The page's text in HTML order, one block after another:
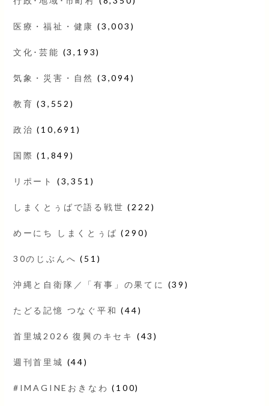
医療・福祉・健康 (3,003)
文化･芸能 (3,193)
気象・災害・自然 (3,094)
教育 (3,552)
政治 (10,691)
国際 (1,849)
リポート (3,351)
しまくとぅばで語る戦世 (222)
めーにち しまくとぅば (290)
30のじぶんへ (51)
沖縄と自衛隊／「有事」の果てに (39)
たどる記憶 つなぐ平和 (44)
首里城2026 復興のキセキ (43)
週刊首里城 (44)
#IMAGINEおきなわ (100)